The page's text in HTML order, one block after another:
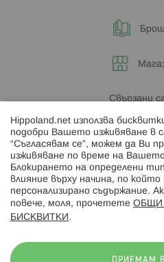
Свързани
Hippoland.net използва
подобри Вашето изживяване в
“Съгласявам се”, можем да Ви
изживяване по време на
Блокирането на определени
влияние върху начина, по
персонализирано съдържание.
повече, моля, прочетете ОБЩИ
БИСКВИТКИ .